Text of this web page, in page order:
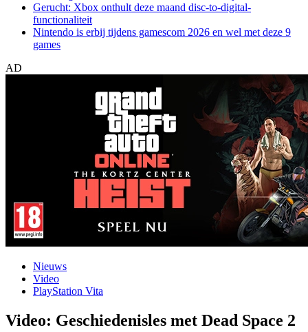
Gerucht: Xbox onthult deze maand disc-to-digital-
functionaliteit
Nintendo is erbij tijdens gamescom 2026 en wel met deze 9
games
AD
Nieuws
Video
PlayStation Vita
Video: Geschiedenisles met Dead Space 2